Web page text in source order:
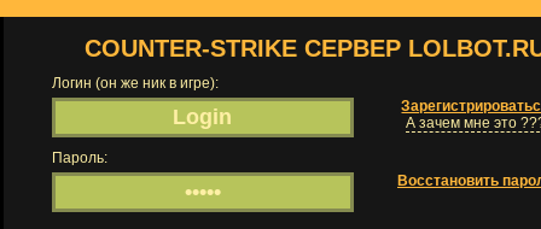
COUNTER-STRIKE СЕРВЕР
Логин (он же ник в игре):
А зачем мне это
Пароль:
Восстановить